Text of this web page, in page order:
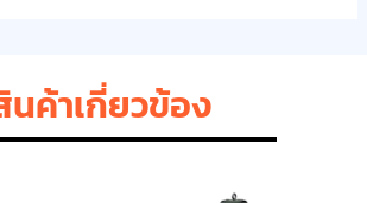
นค้าเกี่ยวข้อง